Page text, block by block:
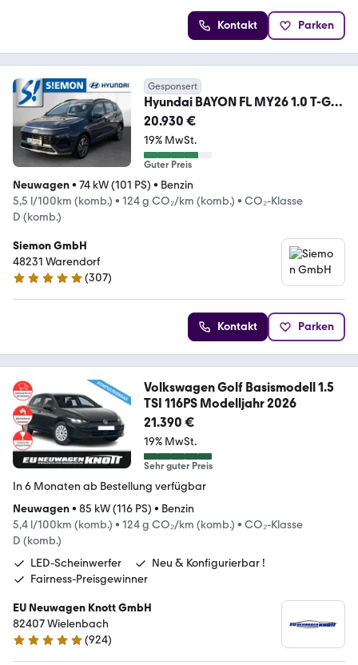
Kontakt Parken
Gesponsert
Hyundai BAYON FL MY26 1.0 T-GDi
TREND Navi LED Apple Car
20.930 €
19% MwSt.
Guter Preis
Neuwagen• 74 kW (101 PS) • Benzin
5,5 l/100km (komb.) • 124 g CO₂/km (komb.) • CO₂-Klasse
D (komb.)
Siemon GmbH
48231 Warendorf
4.8 Sterne
(307)
Kontakt Parken
Volkswagen Golf Basismodell 1.5
TSI 116PS Modelljahr 2026
21.390 €
19% MwSt.
Sehr guter Preis
In 6 Monaten ab Bestellung verfügbar
Neuwagen• 85 kW (116 PS) • Benzin
5,4 l/100km (komb.) • 124 g CO₂/km (komb.) • CO₂-Klasse
D (komb.)
LED-Scheinwerfer
Neu & Konfigurierbar !
Fairness-Preisgewinner
EU Neuwagen Knott GmbH
82407 Wielenbach
4.9 Sterne
(924)